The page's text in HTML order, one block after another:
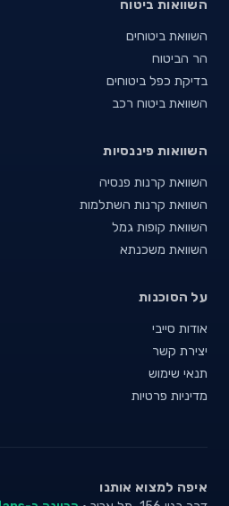
השוואות ביטוח
השוואת ביטוחים
הר הביטוח
בדיקת כפל ביטוחים
השוואת ביטוח רכב
השוואות פיננסיות
השוואת קרנות פנסיה
השוואת קרנות השתלמות
השוואת קופות גמל
השוואת משכנתא
על הסוכנות
אודות סייבי
יצירת קשר
תנאי שימוש
מדיניות פרטיות
איפה למצוא אותנו